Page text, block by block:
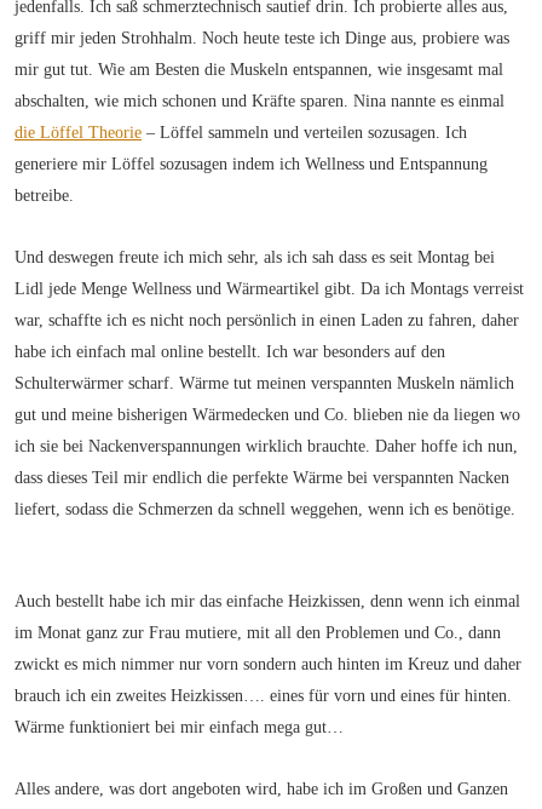
jedenfalls. Ich saß schmerztechnisch sautief drin. Ich probierte alles aus,
griff mir jeden Strohhalm. Noch heute teste ich Dinge aus, probiere was
mir gut tut. Wie am Besten die Muskeln entspannen, wie insgesamt mal
abschalten, wie mich schonen und Kräfte sparen. Nina nannte es einmal
die Löffel Theorie – Löffel sammeln und verteilen sozusagen. Ich
generiere mir Löffel sozusagen indem ich Wellness und Entspannung
betreibe.
Und deswegen freute ich mich sehr, als ich sah dass es seit Montag bei
Lidl jede Menge Wellness und Wärmeartikel gibt. Da ich Montags verreist
war, schaffte ich es nicht noch persönlich in einen Laden zu fahren, daher
habe ich einfach mal online bestellt. Ich war besonders auf den
Schulterwärmer scharf. Wärme tut meinen verspannten Muskeln nämlich
gut und meine bisherigen Wärmedecken und Co. blieben nie da liegen wo
ich sie bei Nackenverspannungen wirklich brauchte. Daher hoffe ich nun,
dass dieses Teil mir endlich die perfekte Wärme bei verspannten Nacken
liefert, sodass die Schmerzen da schnell weggehen, wenn ich es benötige.
Auch bestellt habe ich mir das einfache Heizkissen, denn wenn ich einmal
im Monat ganz zur Frau mutiere, mit all den Problemen und Co., dann
zwickt es mich nimmer nur vorn sondern auch hinten im Kreuz und daher
brauch ich ein zweites Heizkissen…. eines für vorn und eines für hinten.
Wärme funktioniert bei mir einfach mega gut…
Alles andere, was dort angeboten wird, habe ich im Großen und Ganzen